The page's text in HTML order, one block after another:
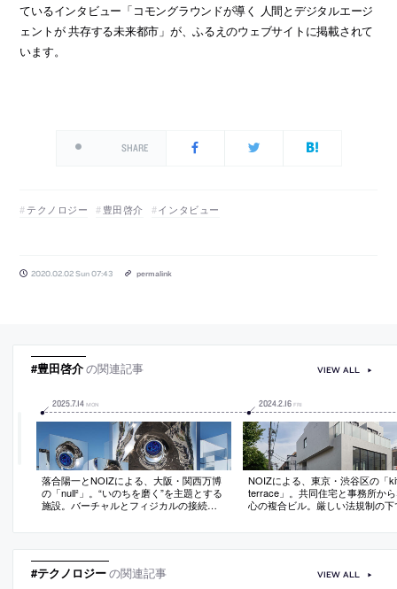
ているインタビュー「コモングラウンドが導く 人間とデジタルエージ
ェントが 共存する未来都市」が、ふるえのウェブサイトに掲載されて
います。
SHARE
テクノロジー 豊田啓介 インタビュー
2020.02.02 Sun 07:43 permalink
#豊田啓介の関連記事
2025.7.14 MON
落合陽一とNOIZによる、大阪・関西万博
の「null²」。“いのちを磨く”を主題とする
施設。バーチャルとフィジカルの接続を
利用の可能性”を持つ建築を考案。風と共
て“動的な建築”も実現
2024.2.16 FRI
NOIZによる、東京・渋谷区の「
terrace」。共同住宅と事務所か
心の複合ビル。厳しい法規制の下
分節”等で周辺のスケールとの調
風景や自然の感受も意図
VIEW ALL
#テクノロジーの関連記事 VIEW ALL